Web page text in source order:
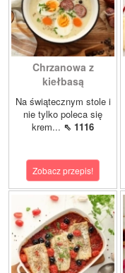
Chrzanowa z
kiełbasą
Na świątecznym stole i
nie tylko poleca się
krem... ⇖ 1116
Zobacz przepis!